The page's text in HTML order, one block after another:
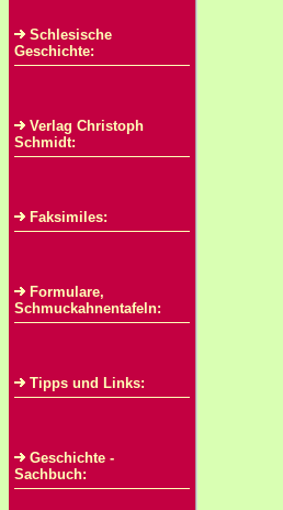
Schlesische
Geschichte:
Verlag Christoph
Schmidt:
Faksimiles:
Formulare,
Schmuckahnentafeln:
Tipps und Links:
Geschichte -
Sachbuch: